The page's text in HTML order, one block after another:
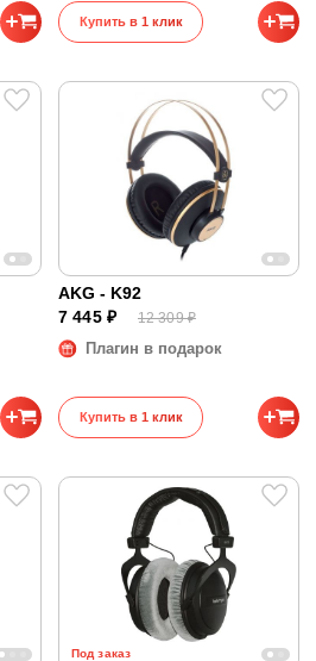
Купить в 1 клик
AKG - K92
7 445 ₽
12 309 ₽
Плагин в подарок
Купить в 1 клик
Под заказ